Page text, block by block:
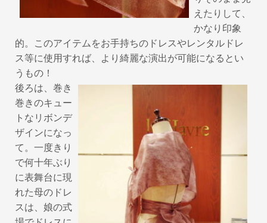
えたりして、
かなり印象
的。このアイテムをお手持ちのドレスやレンタルドレ
ス等に使用すれば、より綺麗な演出が可能になるとい
うもの！
後ろは、巻き
巻きのキュー
トなリボンデ
ザインになっ
て。一度きり
で何十年ぶり
に表舞台に現
れた母のドレ
スは、娘の式